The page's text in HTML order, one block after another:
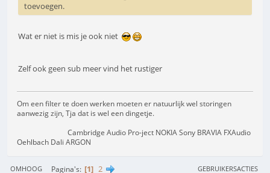
toevoegen.
Wat er niet is mis je ook niet
Zelf ook geen sub meer vind het rustiger
Om een filter te doen werken moeten er natuurlijk wel storingen
aanwezig zijn, Tja dat is wel een dingetje.
Cambridge Audio Pro-ject NOKIA Sony BRAVIA FXAudio
Oehlbach Dali ARGON
OMHOOG Pagina's 1 2 GEBRUIKERSACTIES